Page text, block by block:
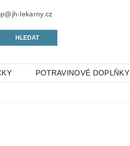
lekarny.cz
POTRAVINOVÉ DOPLŇKY